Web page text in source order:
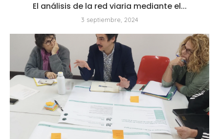
El análisis de la red viaria mediante el...
3 septiembre, 2024